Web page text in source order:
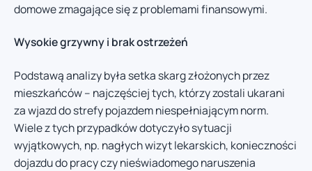
domowe zmagające się z problemami finansowymi.
Wysokie grzywny i brak ostrzeżeń
Podstawą analizy była setka skarg złożonych przez
mieszkańców – najczęściej tych, którzy zostali ukarani
za wjazd do strefy pojazdem niespełniającym norm.
Wiele z tych przypadków dotyczyło sytuacji
wyjątkowych, np. nagłych wizyt lekarskich, konieczności
dojazdu do pracy czy nieświadomego naruszenia